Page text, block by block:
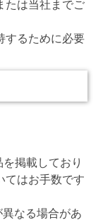
たは当社までご
するために必要
掲載しており
てはお手数です
なる場合があ